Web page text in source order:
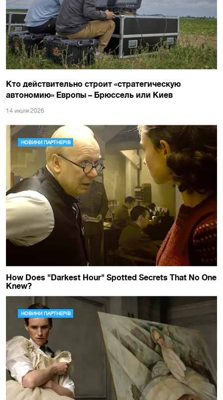
Кто действительно строит «стратегическую
автономию» Европы – Брюссель или Киев
14 июля 2026